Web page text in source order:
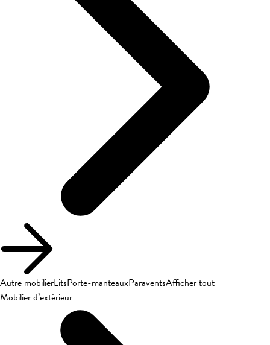
Autre mobilierLitsPorte-manteauxParaventsAfficher tout
Mobilier d’extérieur